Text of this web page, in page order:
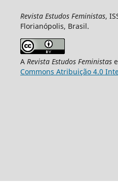
Revista Estudos Feministas,
Florianópolis, Brasil.
A Revista Estudos Feministas
Commons Atribuição 4.0